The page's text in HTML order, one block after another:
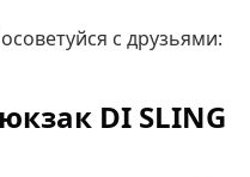
с друзьями:
DI SLING